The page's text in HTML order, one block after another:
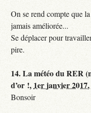
On se rend compte que
jamais améliorée...
Se déplacer pour
pire.
14.La météo du RER
d’or !, 1er janvier
Bonsoir